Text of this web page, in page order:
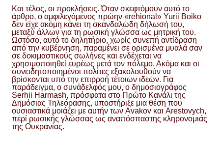
Και τέλος, οι προκλήσεις. Όταν σκεφτόμουν αυτό το
άρθρο, ο αμφιλεγόμενος πρώην «rehional» Yurii Boiko
δεν είχε ακόμη κάνει τη σκανδαλώδη δήλωσή του,
μεταξύ άλλων για τη ρωσική γλώσσα ως μητρική του.
Ωστόσο, αυτό το δηλητήριο, χωρίς συνεπή αντίδραση
από την κυβέρνηση, παραμένει σε ορισμένα μυαλά σαν
σε δοκιμαστικούς σωλήνες και ενδέχεται να
χρησιμοποιηθεί ευρέως μετά τον πόλεμο. Ακόμα και οι
συνειδητοποιημένοι πολίτες εξακολουθούν να
βρίσκονται υπό την επιρροή τέτοιων ιδεών. Για
παράδειγμα, ο συνάδελφός μου, ο δημοσιογράφος
Serhii Harmash, πρόσφατα στο Πρώτο Κανάλι της
Δημόσιας Τηλεόρασης, υποστήριξε μια θέση που
ουσιαστικά μοιάζει με αυτήν των Avakov και Arestovych,
περί ρωσικής γλώσσας ως αναπόσπαστης κληρονομιάς
της Ουκρανίας.